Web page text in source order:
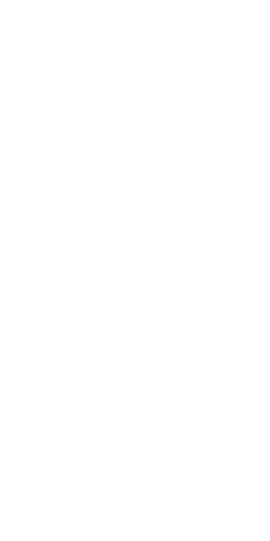
en 2017 según el FMI)
en 2016. Esta
con once ciudades
una población
Latinoamérica
de un 52% a
alguno de los
de paso y
la Unión Europea,
la figura de
Colombia tiene 15
extranjera.
de divisas para